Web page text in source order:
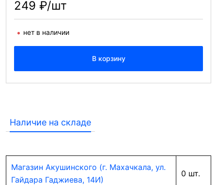
249 ₽/шт
нет в наличии
В корзину
Наличие на складе
Магазин Акушинского (г. Махачкала, ул.
Гайдара Гаджиева, 14И)
0 шт.